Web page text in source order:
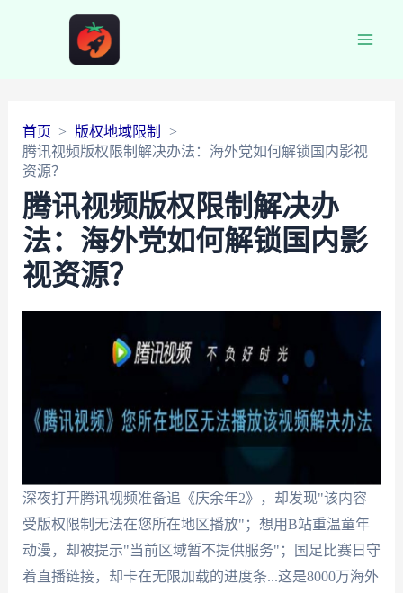
首页
版权地域限制
腾讯视频版权限制解决办法：海外党如何解锁国内影视
资源？
腾讯视频版权限制解决办
法：海外党如何解锁国内影
视资源？
深夜打开腾讯视频准备追《庆余年2》，却发现"该内容
受版权限制无法在您所在地区播放"；想用B站重温童年
动漫，却被提示"当前区域暂不提供服务"；国足比赛日守
着直播链接，却卡在无限加载的进度条...这是8000万海外